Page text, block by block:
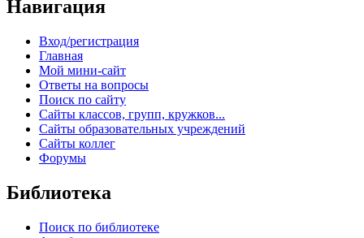
Навигация
Вход/регистрация
Главная
Мой мини-сайт
Ответы на вопросы
Поиск по сайту
Сайты классов, групп, кружков...
Сайты образовательных учреждений
Сайты коллег
Форумы
Библиотека
Поиск по библиотеке